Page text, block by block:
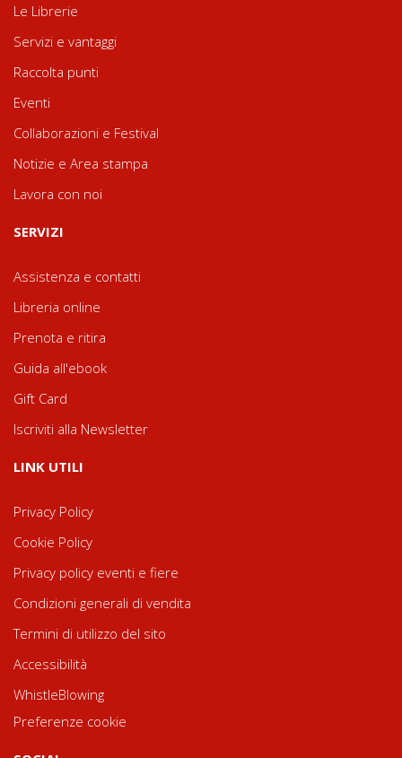
Le Librerie
Servizi e vantaggi
Raccolta punti
Eventi
Collaborazioni e Festival
Notizie e Area stampa
Lavora con noi
SERVIZI
Assistenza e contatti
Libreria online
Prenota e ritira
Guida all'ebook
Gift Card
Iscriviti alla Newsletter
LINK UTILI
Privacy Policy
Cookie Policy
Privacy policy eventi e fiere
Condizioni generali di vendita
Termini di utilizzo del sito
Accessibilità
WhistleBlowing
Preferenze cookie